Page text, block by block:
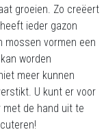
groeien. Zo creëert
ieder gazon
mossen vormen een
worden
meer kunnen
U kunt er voor
met de hand uit te